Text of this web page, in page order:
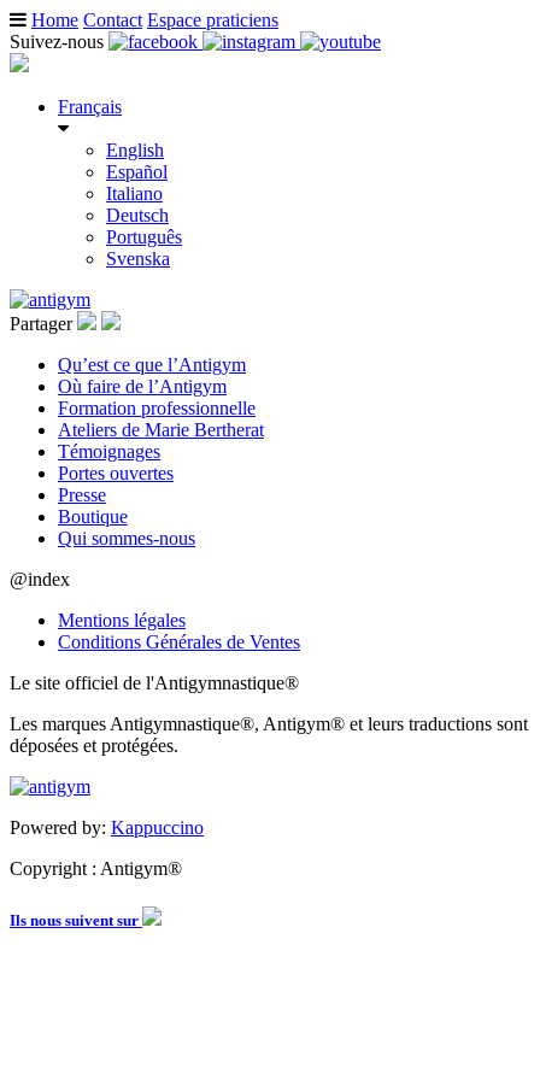
Home Contact Espace praticiens
Suivez-nous
Français
English
Español
Italiano
Deutsch
Português
Svenska
Partager
Qu’est ce que l’Antigym
Où faire de l’Antigym
Formation professionnelle
Ateliers de Marie Bertherat
Témoignages
Portes ouvertes
Presse
Boutique
Qui sommes-nous
@index
Mentions légales
Conditions Générales de Ventes
Le site officiel de l'Antigymnastique®
Les marques Antigymnastique®, Antigym® et leurs traductions sont
déposées et protégées.
Powered by: Kappuccino
Copyright : Antigym®
Ils nous suivent sur